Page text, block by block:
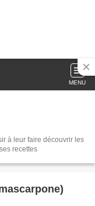
MENU
à leur faire découvrir les
recettes